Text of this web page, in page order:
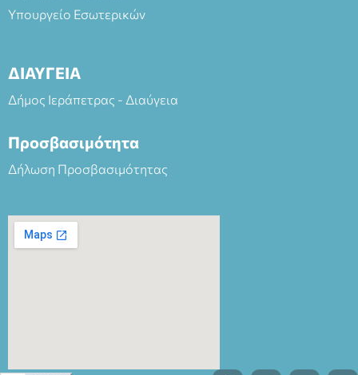
Υπουργείο Εσωτερικών
ΔΙΑΥΓΕΙΑ
Δήμος Ιεράπετρας - Διαύγεια
Προσβασιμότητα
Δήλωση Προσβασιμότητας